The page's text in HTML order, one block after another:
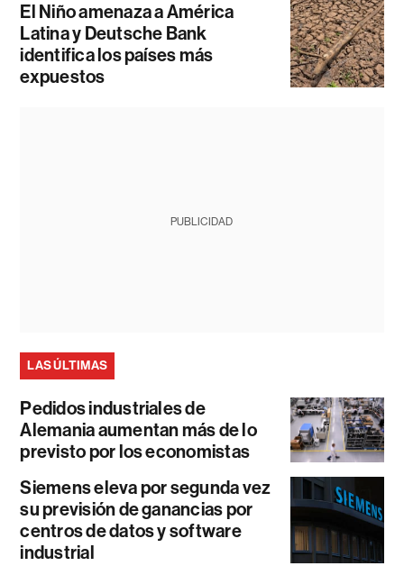
El Niño amenaza a América
Latina y Deutsche Bank
identifica los países más
expuestos
PUBLICIDAD
LAS ÚLTIMAS
Pedidos industriales de
Alemania aumentan más de lo
previsto por los economistas
Siemens eleva por segunda vez
su previsión de ganancias por
centros de datos y software
industrial